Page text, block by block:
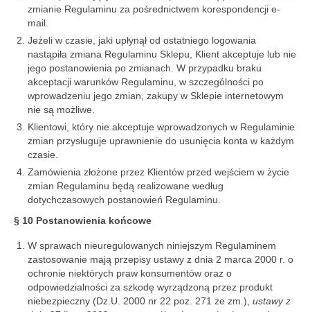
zmianie Regulaminu za pośrednictwem korespondencji e-
mail.
Jeżeli w czasie, jaki upłynął od ostatniego logowania
nastąpiła zmiana Regulaminu Sklepu, Klient akceptuje lub nie
jego postanowienia po zmianach. W przypadku braku
akceptacji warunków Regulaminu, w szczególności po
wprowadzeniu jego zmian, zakupy w Sklepie internetowym
nie są możliwe.
Klientowi, który nie akceptuje wprowadzonych w Regulaminie
zmian przysługuje uprawnienie do usunięcia konta w każdym
czasie.
Zamówienia złożone przez Klientów przed wejściem w życie
zmian Regulaminu będą realizowane według
dotychczasowych postanowień Regulaminu.
§ 10 Postanowienia końcowe
W sprawach nieuregulowanych niniejszym Regulaminem
zastosowanie mają przepisy ustawy z dnia 2 marca 2000 r. o
ochronie niektórych praw konsumentów oraz o
odpowiedzialności za szkodę wyrządzoną przez produkt
niebezpieczny (Dz.U. 2000 nr 22 poz. 271 ze zm.), ustawy z